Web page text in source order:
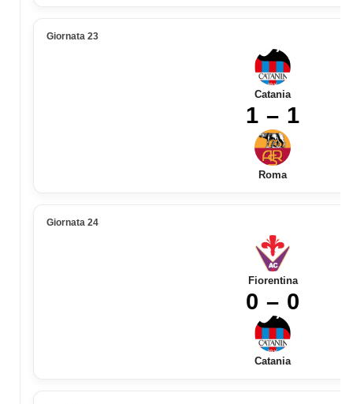
Giornata 23
Catania
1 – 1
Roma
Giornata 24
Fiorentina
0 – 0
Catania